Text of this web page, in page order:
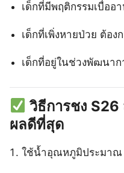
เด็กที่มีพฤติกรรมเบื่ออ
เด็กที่เพิ่งหายป่วย ต้อง
เด็กที่อยู่ในช่วงพัฒนาก
วิธีการชง
ผลดีที่สุด
ใช้น้ำอุณหภูมิประมาณ